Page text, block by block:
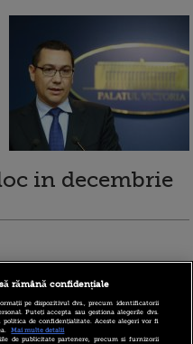
in decembrie
rămână confidențiale
pe dispozitivul dvs., precum identificatorii
Puteți accepta sau gestiona alegerile dvs.
de confidențialitate. Aceste alegeri vor fi
Mai multe detalii
de publicitate partenere, precum si furnizorii